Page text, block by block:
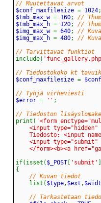
// Muutettavat arvot
$conf_maxfilesize = 1024;
$tmb_max_w = 160;
//
$tmb_max_h = 120;
//
$img_max_w = 640;
//
$img_max_h = 480;
//
// Tarvittavat funktiot
include(
// Tiedostokoko kt
$conf_maxfilesize =
// Tyhjä virheviesti
$error = '' ;
// Tiedoston lisäyslomake
print (
<input
</form><b><a
if( isset ( $_POST [ 'submit' ]
{
// Kuvan tiedot
list ( $type, $ext ,
// Tarkastetaan